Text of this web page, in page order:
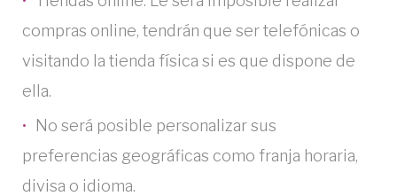
compras online, tendrán que ser telefónicas o
visitando la tienda física si es que dispone de
ella.
No será posible personalizar sus
preferencias geográficas como franja horaria,
divisa o idioma.